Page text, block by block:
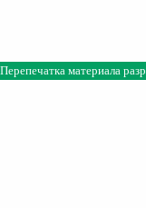
Перепечатка материала